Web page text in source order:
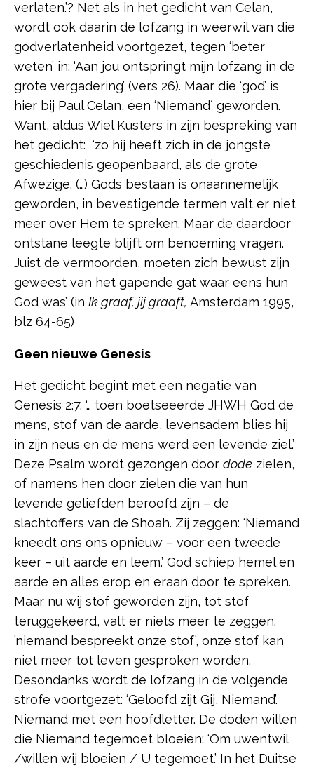
verlaten.’? Net als in het gedicht van Celan,
wordt ook daarin de lofzang in weerwil van die
godverlatenheid voortgezet, tegen ‘beter
weten’ in: ‘Aan jou ontspringt mijn lofzang in de
grote vergadering’ (vers 26). Maar die ‘god’ is
hier bij Paul Celan, een ‘Niemand´ geworden.
Want, aldus Wiel Kusters in zijn bespreking van
het gedicht: ‘zo hij heeft zich in de jongste
geschiedenis geopenbaard, als de grote
Afwezige. (…) Gods bestaan is onaannemelijk
geworden, in bevestigende termen valt er niet
meer over Hem te spreken. Maar de daardoor
ontstane leegte blijft om benoeming vragen.
Juist de vermoorden, moeten zich bewust zijn
geweest van het gapende gat waar eens hun
God was’ (in Ik graaf, jij graaft, Amsterdam 1995,
blz 64-65)
Geen nieuwe Genesis
Het gedicht begint met een negatie van
Genesis 2:7. ‘… toen boetseeerde JHWH God de
mens, stof van de aarde, levensadem blies hij
in zijn neus en de mens werd een levende ziel.’
Deze Psalm wordt gezongen door dode zielen,
of namens hen door zielen die van hun
levende geliefden beroofd zijn – de
slachtoffers van de Shoah. Zij zeggen: ‘Niemand
kneedt ons ons opnieuw – voor een tweede
keer – uit aarde en leem.’ God schiep hemel en
aarde en alles erop en eraan door te spreken.
Maar nu wij stof geworden zijn, tot stof
teruggekeerd, valt er niets meer te zeggen.
’niemand bespreekt onze stof’, onze stof kan
niet meer tot leven gesproken worden.
Desondanks wordt de lofzang in de volgende
strofe voortgezet: ‘Geloofd zijt Gij, Niemand’.
Niemand met een hoofdletter. De doden willen
die Niemand tegemoet bloeien: ‘Om uwentwil
/willen wij bloeien / U tegemoet.’ In het Duitse